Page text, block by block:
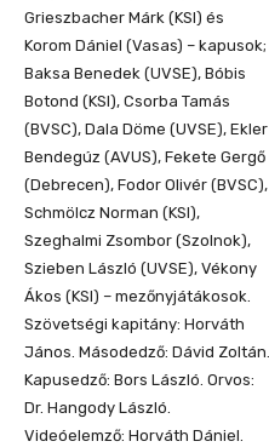
Grieszbacher Márk (KSI) és
Korom Dániel (Vasas) – kapusok;
Baksa Benedek (UVSE), Bóbis
Botond (KSI), Csorba Tamás
(BVSC), Dala Döme (UVSE), Ekler
Bendegúz (AVUS), Fekete Gergő
(Debrecen), Fodor Olivér (BVSC),
Schmölcz Norman (KSI),
Szeghalmi Zsombor (Szolnok),
Szieben László (UVSE), Vékony
Ákos (KSI) – mezőnyjátákosok.
Szövetségi kapitány: Horváth
János. Másodedző: Dávid Zoltán.
Kapusedző: Bors László. Orvos:
Dr. Hangody László.
Videóelemző: Horváth Dániel.